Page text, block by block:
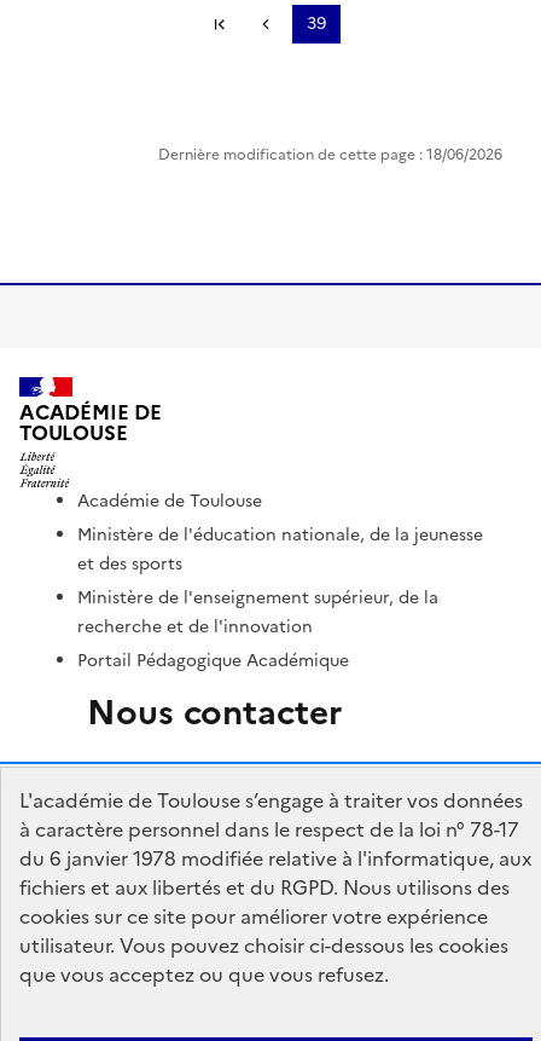
Première pagePage précédente
39
Dernière modification de cette page : 18/06/2026
ACADÉMIE DE
TOULOUSE
Académie de Toulouse
Ministère de l'éducation nationale, de la jeunesse
et des sports
Ministère de l'enseignement supérieur, de la
recherche et de l'innovation
Portail Pédagogique Académique
Nous contacter
DSDEN du Tarn-et-Garonne
Centre administratif Forestié
436 rue Edouard Forestié
82000 Montauban
Formulaire de contact
L'académie de Toulouse s’engage à traiter vos données
à caractère personnel dans le respect de la loi n° 78-17
du 6 janvier 1978 modifiée relative à l'informatique, aux
fichiers et aux libertés et du RGPD. Nous utilisons des
cookies sur ce site pour améliorer votre expérience
utilisateur. Vous pouvez choisir ci-dessous les cookies
que vous acceptez ou que vous refusez.